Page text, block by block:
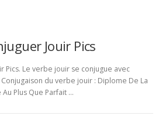
Jouir Pics
Pics. Le verbe jouir se conjugue avec
du verbe jouir : Diplome De La
Plus Que Parfait …